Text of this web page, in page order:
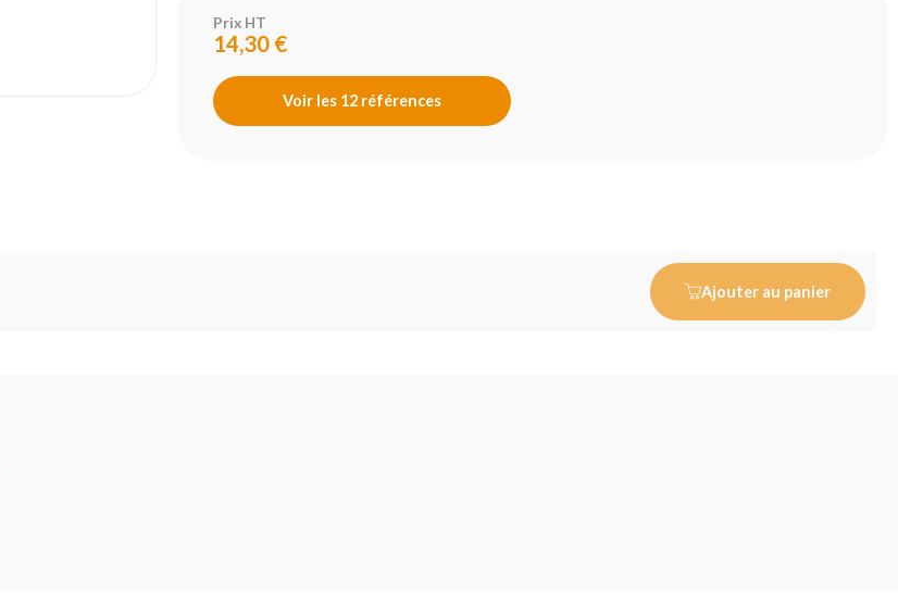
Prix HT
14,30 €
Voir les 12 références
Ajouter au panier